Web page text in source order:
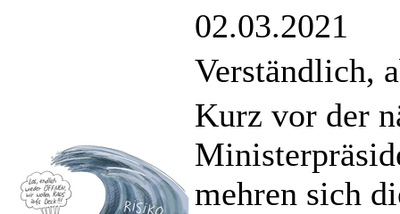
02.03.2021
Verständlich,
Kurz vor der
mehren sich